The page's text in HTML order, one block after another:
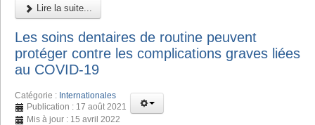
Lire la suite...
Les soins dentaires de routine peuvent
protéger contre les complications graves liées
au COVID-19
Catégorie : Internationales
Publication : 17 août 2021
Mis à jour : 15 avril 2022